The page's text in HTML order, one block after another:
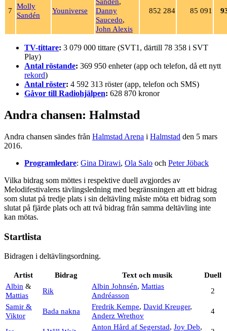
7
Molly
Sandén
Youniverse
Danny
Saucedo,
John Alexis
852 284 85 091
TV-tittare: 3 079 000 tittare (SVT1, därtill 78 358 i SVT
Play)
Antal röstande: 369 950 enheter (app och telefon, då ett nytt
rekord)
Antal röster: 4 592 313 röster (app, telefon och SMS)
Gåvor till Radiohjälpen: 628 870 kronor
Andra chansen: Halmstad
Andra chansen sändes från Halmstad Arena i Halmstad den 5 mars
2016.
Programledare: Gina Dirawi, Ola Salo och Peter Jöback
Vilka bidrag som möttes i respektive duell avgjordes av
Melodifestivalens tävlingsledning med begränsningen att ett bidrag
som slutat på tredje plats i sin deltävling måste möta ett bidrag som
slutat på fjärde plats och att två bidrag från samma deltävling inte
kan mötas.
Startlista
Bidragen i deltävlingsordning.
Artist Bidrag Text och musik
Duell
Albin &
Mattias
Rik
Albin Johnsén, Mattias
Andréasson
2
Samir &
Viktor
Bada nakna
Fredrik Kempe, David Kreuger,
Anderz Wrethov
4
Anton Hård af Segerstad, Joy Deb,